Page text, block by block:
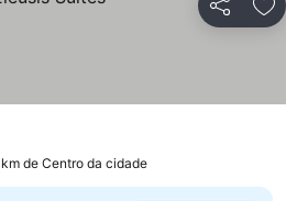
Partilhar
de Centro da cidade